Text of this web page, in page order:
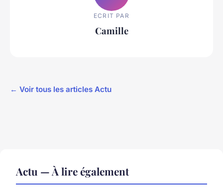
ECRIT PAR
Camille
← Voir tous les articles Actu
Actu — À lire également